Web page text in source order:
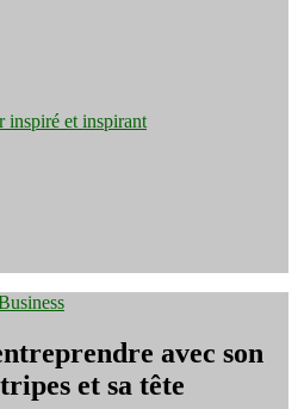
inspiré et inspirant
Catégories
avec son
et sa tête